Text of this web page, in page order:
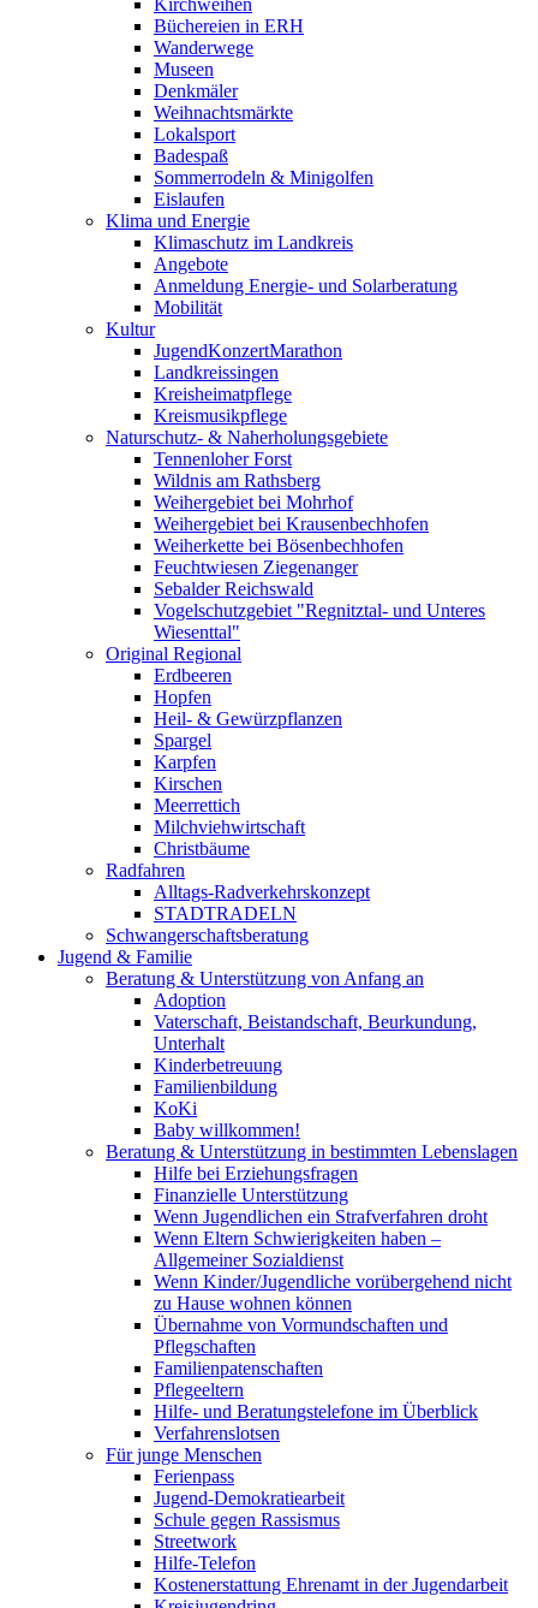
Kirchweihen
Büchereien in ERH
Wanderwege
Museen
Denkmäler
Weihnachtsmärkte
Lokalsport
Badespaß
Sommerrodeln & Minigolfen
Eislaufen
Klima und Energie
Klimaschutz im Landkreis
Angebote
Anmeldung Energie- und Solarberatung
Mobilität
Kultur
JugendKonzertMarathon
Landkreissingen
Kreisheimatpflege
Kreismusikpflege
Naturschutz- & Naherholungsgebiete
Tennenloher Forst
Wildnis am Rathsberg
Weihergebiet bei Mohrhof
Weihergebiet bei Krausenbechhofen
Weiherkette bei Bösenbechhofen
Feuchtwiesen Ziegenanger
Sebalder Reichswald
Vogelschutzgebiet "Regnitztal- und Unteres
Wiesenttal"
Original Regional
Erdbeeren
Hopfen
Heil- & Gewürzpflanzen
Spargel
Karpfen
Kirschen
Meerrettich
Milchviehwirtschaft
Christbäume
Radfahren
Alltags-Radverkehrskonzept
STADTRADELN
Schwangerschaftsberatung
Jugend & Familie
Beratung & Unterstützung von Anfang an
Adoption
Vaterschaft, Beistandschaft, Beurkundung,
Unterhalt
Kinderbetreuung
Familienbildung
KoKi
Baby willkommen!
Beratung & Unterstützung in bestimmten Lebenslagen
Hilfe bei Erziehungsfragen
Finanzielle Unterstützung
Wenn Jugendlichen ein Strafverfahren droht
Wenn Eltern Schwierigkeiten haben –
Allgemeiner Sozialdienst
Wenn Kinder/Jugendliche vorübergehend nicht
zu Hause wohnen können
Übernahme von Vormundschaften und
Pflegschaften
Familienpatenschaften
Pflegeeltern
Hilfe- und Beratungstelefone im Überblick
Verfahrenslotsen
Für junge Menschen
Ferienpass
Jugend-Demokratiearbeit
Schule gegen Rassismus
Streetwork
Hilfe-Telefon
Kostenerstattung Ehrenamt in der Jugendarbeit